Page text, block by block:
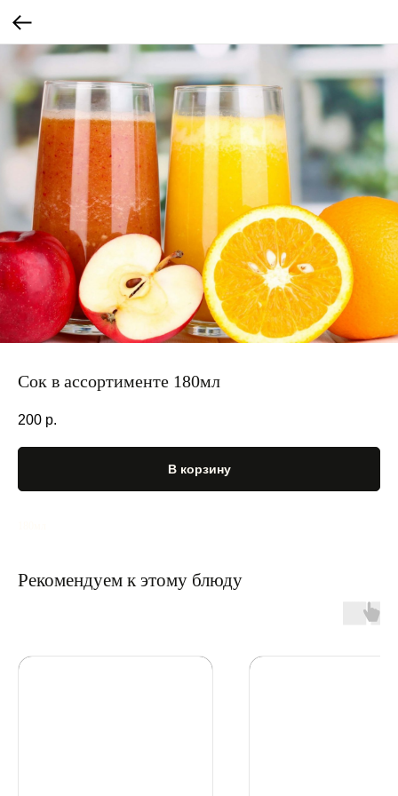
Сок в ассортименте 180мл
200 р.
В корзину
Рекомендуем к этому блюду